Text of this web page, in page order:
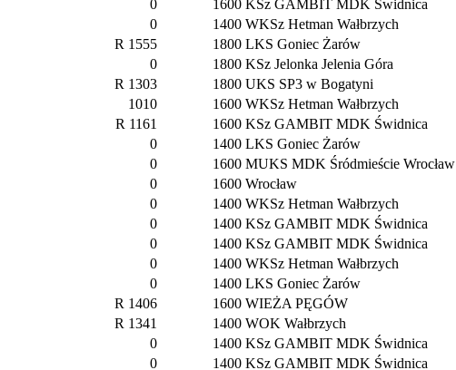
0 1600 KSz GAMBIT MDK Świdnica
0 1400 WKSz Hetman Wałbrzych
R 1555 1800 LKS Goniec Żarów
0 1800 KSz Jelonka Jelenia Góra
R 1303 1800 UKS SP3 w Bogatyni
1010 1600 WKSz Hetman Wałbrzych
R 1161 1600 KSz GAMBIT MDK Świdnica
0 1400 LKS Goniec Żarów
0 1600 MUKS MDK Śródmieście Wrocław
0 1600 Wrocław
0 1400 WKSz Hetman Wałbrzych
0 1400 KSz GAMBIT MDK Świdnica
0 1400 KSz GAMBIT MDK Świdnica
0 1400 WKSz Hetman Wałbrzych
0 1400 LKS Goniec Żarów
R 1406 1600 WIEŻA PĘGÓW
R 1341 1400 WOK Wałbrzych
0 1400 KSz GAMBIT MDK Świdnica
0 1400 KSz GAMBIT MDK Świdnica